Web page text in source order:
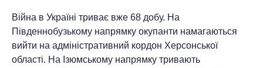
Війна в Україні триває вже 68 добу. На
Південнобузькому напрямку окупанти намагаються
вийти на адміністративний кордон Херсонської
області. На Ізюмському напрямку тривають